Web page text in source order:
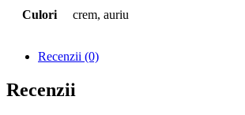
Culori crem, auriu
Recenzii (0)
Recenzii